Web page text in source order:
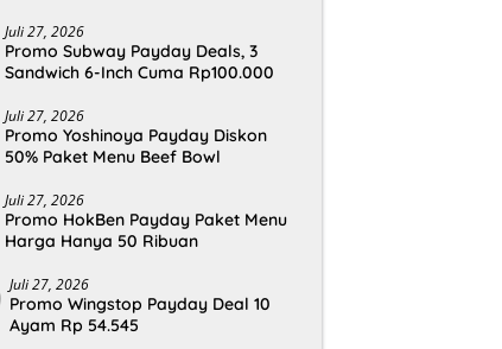
Juli 27, 2026
Promo Subway Payday Deals, 3
Sandwich 6-Inch Cuma Rp100.000
Juli 27, 2026
Promo Yoshinoya Payday Diskon
50% Paket Menu Beef Bowl
Juli 27, 2026
Promo HokBen Payday Paket Menu
Harga Hanya 50 Ribuan
Juli 27, 2026
Promo Wingstop Payday Deal 10
Ayam Rp 54.545